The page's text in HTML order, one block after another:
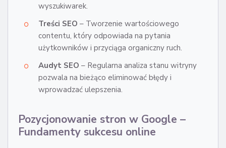
wyszukiwarek.
Treści SEO – Tworzenie wartościowego
contentu, który odpowiada na pytania
użytkowników i przyciąga organiczny ruch.
Audyt SEO – Regularna analiza stanu witryny
pozwala na bieżąco eliminować błędy i
wprowadzać ulepszenia.
Pozycjonowanie stron w Google –
Fundamenty sukcesu online